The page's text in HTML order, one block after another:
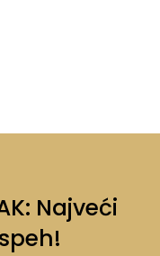
Najveći